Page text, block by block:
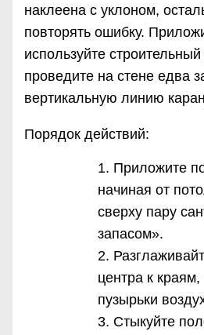
наклеена с уклоном,
повторять ошибку.
используйте
проведите на стене едва
вертикальную линию
Порядок действий:
Приложите
начиная от
сверху пару
запасом».
центра к
пузырьки
Стыкуйте